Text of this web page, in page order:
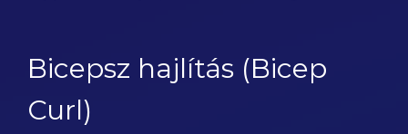
Bicepsz hajlítás (Bicep
Curl)